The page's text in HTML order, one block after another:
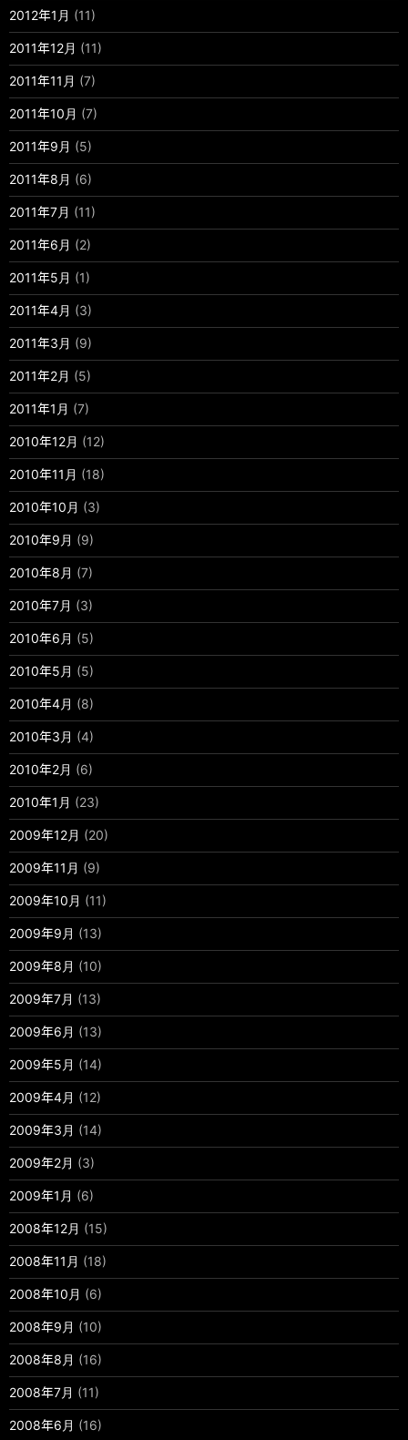
2012年1月 (11)
2011年12月 (11)
2011年11月 (7)
2011年10月 (7)
2011年9月 (5)
2011年8月 (6)
2011年7月 (11)
2011年6月 (2)
2011年5月 (1)
2011年4月 (3)
2011年3月 (9)
2011年2月 (5)
2011年1月 (7)
2010年12月 (12)
2010年11月 (18)
2010年10月 (3)
2010年9月 (9)
2010年8月 (7)
2010年7月 (3)
2010年6月 (5)
2010年5月 (5)
2010年4月 (8)
2010年3月 (4)
2010年2月 (6)
2010年1月 (23)
2009年12月 (20)
2009年11月 (9)
2009年10月 (11)
2009年9月 (13)
2009年8月 (10)
2009年7月 (13)
2009年6月 (13)
2009年5月 (14)
2009年4月 (12)
2009年3月 (14)
2009年2月 (3)
2009年1月 (6)
2008年12月 (15)
2008年11月 (18)
2008年10月 (6)
2008年9月 (10)
2008年8月 (16)
2008年7月 (11)
2008年6月 (16)